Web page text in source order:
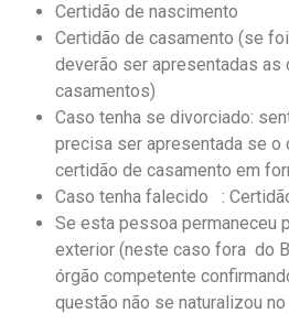
Certidão de nascimento
Certidão de casamento (se
deverão ser apresentadas
casamentos)
Caso tenha se divorciado:
precisa ser apresentada se o
certidão de casamento em
Caso tenha falecido :
Se esta pessoa permaneceu
exterior (neste caso fora do
órgão competente
questão não se naturalizou